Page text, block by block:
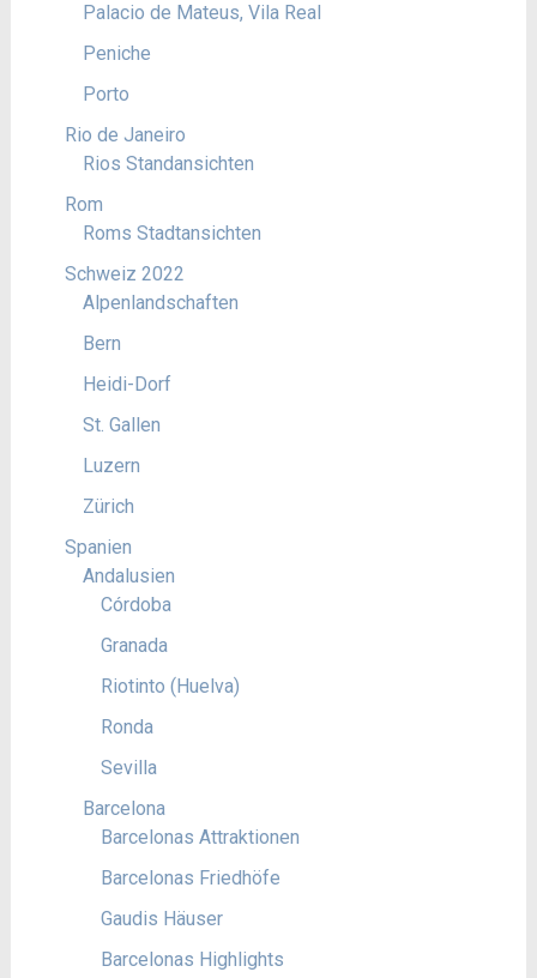
Palacio de Mateus, Vila Real
Peniche
Porto
Rio de Janeiro
Rios Standansichten
Rom
Roms Stadtansichten
Schweiz 2022
Alpenlandschaften
Bern
Heidi-Dorf
St. Gallen
Luzern
Zürich
Spanien
Andalusien
Córdoba
Granada
Riotinto (Huelva)
Ronda
Sevilla
Barcelona
Barcelonas Attraktionen
Barcelonas Friedhöfe
Gaudis Häuser
Barcelonas Highlights